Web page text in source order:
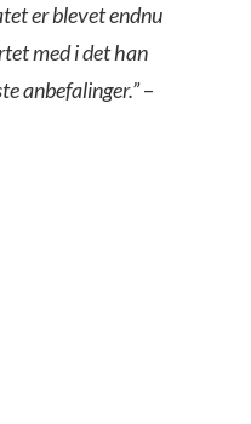
er blevet endnu
med i det han
anbefalinger.”–